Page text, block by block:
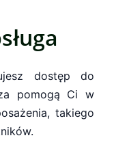
dostęp do
pomogą Ci w
takiego